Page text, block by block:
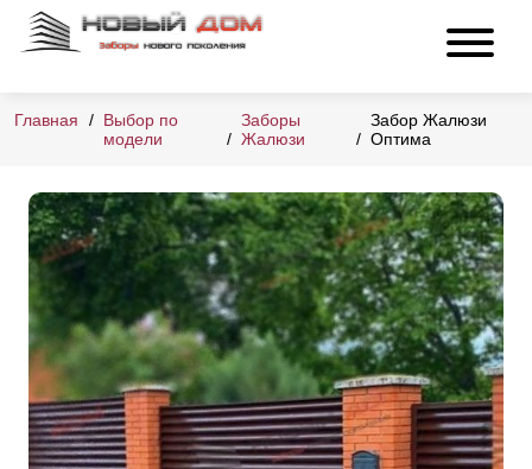
Главная
Выбор по
модели
Заборы
Жалюзи
Забор Жалюзи
Оптима